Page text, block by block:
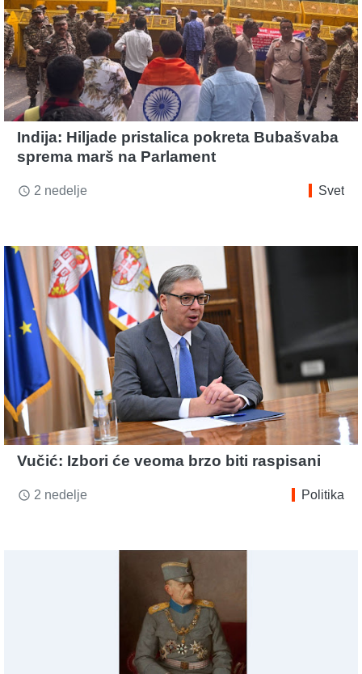
Indija: Hiljade pristalica pokreta Bubašvaba
sprema marš na Parlament
access_time 2 nedelje Svet
Vučić: Izbori će veoma brzo biti raspisani
access_time 2 nedelje Politika